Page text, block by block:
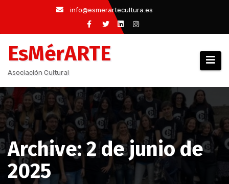
contenido
info@esmerartecultura.es
EsMérARTE
Asociación Cultural
Archive: 2 de junio de
2025